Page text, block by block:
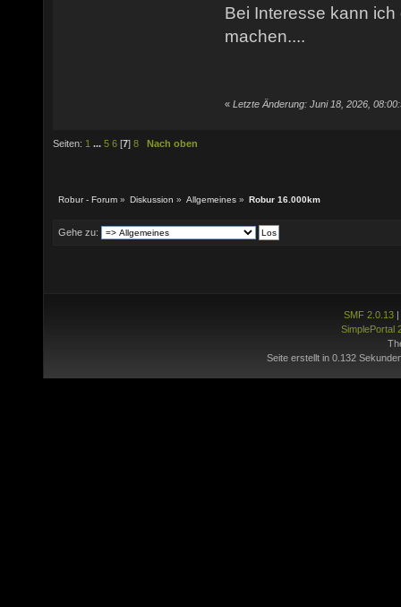
Bei Interesse kann
machen....
« Letzte Änderung: Juni 18, 2026,
Seiten: 1 ... 5 6 [7] 8 Nach oben
Robur - Forum » Diskussion » Allgemeines » Robur 16.000km
Gehe zu:
SMF 2.0.13|
SimplePortal
Seite erstellt in 0.132